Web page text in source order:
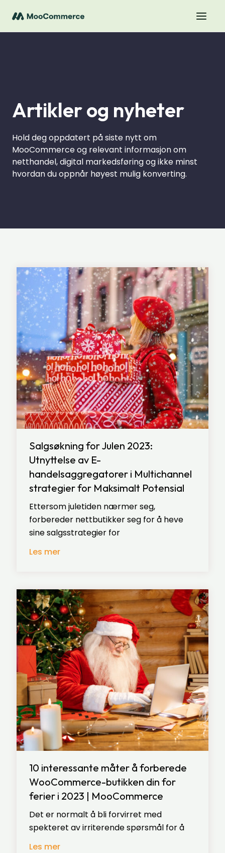
Artikler og nyheter
Hold deg oppdatert på siste nytt om
MooCommerce og relevant informasjon om
netthandel, digital markedsføring og ikke minst
hvordan du oppnår høyest mulig konverting.
Salgsøkning for Julen 2023:
Utnyttelse av E-
handelsaggregatorer i Multichannel
strategier for Maksimalt Potensial
Ettersom juletiden nærmer seg,
forbereder nettbutikker seg for å heve
sine salgsstrategier for
Les mer
10 interessante måter å forberede
WooCommerce-butikken din for
ferier i 2023 | MooCommerce
Det er normalt å bli forvirret med
spekteret av irriterende spørsmål for å
Les mer